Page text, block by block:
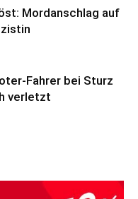
Mordanschlag auf
Fahrer bei Sturz
verletzt